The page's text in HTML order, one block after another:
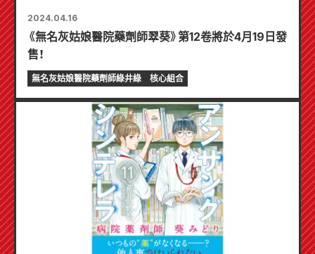
2024.04.16
《無名灰姑娘醫院藥劑師翠葵》第12卷將於4月19日發
售！
無名灰姑娘醫院藥劑師綠井綠 核心組合